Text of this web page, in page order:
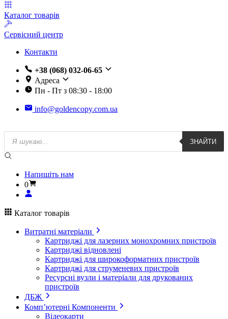
Каталог товарів
Сервісний центр
Контакти
+38 (068) 032-06-65
Адреса
Пн - Пт з 08:30 - 18:00
info@goldencopy.com.ua
Пошук
товарів
ЗНАЙТИ
Напишіть нам
0
Каталог товарів
Витратні матеріали
Картриджі для лазерних монохромних пристроїв
Картриджі відновлені
Картриджі для широкоформатних пристроїв
Картриджі для струменевих пристроїв
Ресурсні вузли і матеріали для друкованих
пристроїв
ДБЖ
Комп’ютерні Компоненти
Відеокарти